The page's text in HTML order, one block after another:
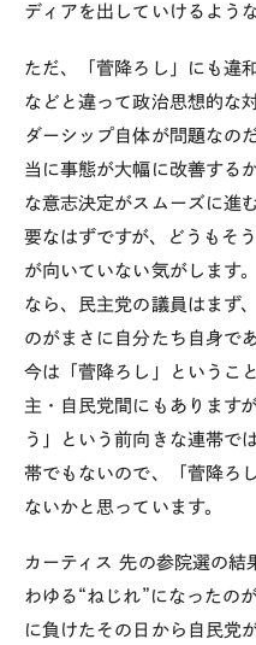
ディアを出していけるよう
ただ、「菅降ろし」にも違
などと違って政治思想的な
ダーシップ自体が問題なの
当に事態が大幅に改善す
な意志決定がスムーズに
要なはずですが、どうもそ
が向いていない気がします
なら、民主党の議員はまず
のがまさに自分たち自身で
今は「菅降ろし」というこ
主・自民党間にもあります
う」という前向きな連帯で
帯でもないので、「菅降ろ
ないかと思っています。
カーティス先の参院選の結
わゆる“ねじれ”になったの
に負けたその日から自民党